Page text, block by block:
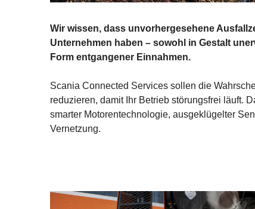
Wir wissen, dass unvorhergesehene
Unternehmen haben – sowohl in Gestalt
Form entgangener Einnahmen.
Scania Connected Services sollen die
reduzieren, damit Ihr Betrieb störungsfrei läuft.
smarter Motorentechnologie, ausgeklügelter
Vernetzung.